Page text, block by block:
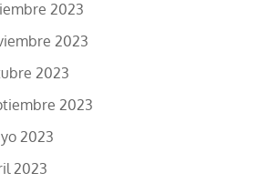
2023
2023
2023
2023
2023
2023